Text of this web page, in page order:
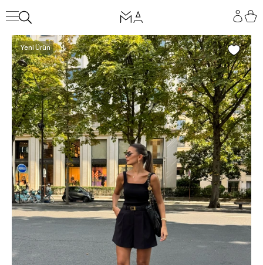
Yeni Ürün